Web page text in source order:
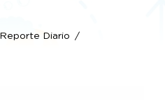
Reporte Diario